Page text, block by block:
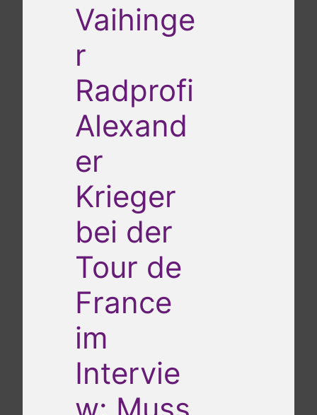
Vaihinge
r
Radprofi
Alexand
er
Krieger
bei der
Tour de
France
im
Intervie